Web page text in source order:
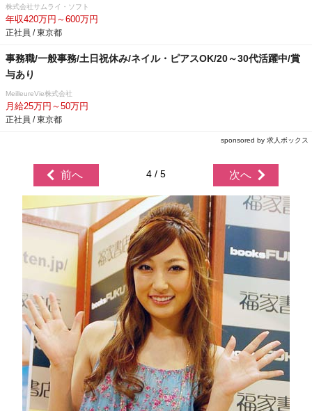
株式会社サムライ・ソフト
年収420万円～600万円
正社員 / 東京都
事務職/一般事務/土日祝休み/ネイル・ピアスOK/20～30代活躍中/賞
与あり
MeilleureVie株式会社
月給25万円～50万円
正社員 / 東京都
sponsored by 求人ボックス
前へ 4 / 5 次へ